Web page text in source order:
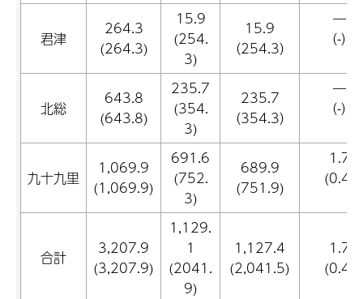
君津
264.3
(264.3)
15.9
(254.
3)
15.9
（254.3）
―
（-）
北総
643.8
(643.8)
235.7
(354.
3)
235.7
（354.3）
―
（-）
九十九里
1,069.9
(1,069.9)
691.6
(752.
3)
689.9
(751.9)
1.7
(0.4)
合計
3,207.9
(3,207.9)
1,129.
1
(2041.
9)
1,127.4
(2,041.5)
1.7
(0.4)